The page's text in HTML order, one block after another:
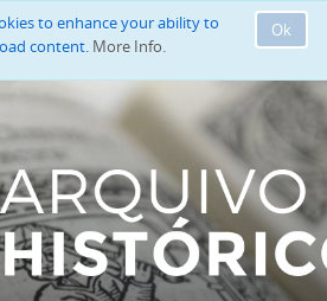
Ok
to enhance your ability to
content. More Info.